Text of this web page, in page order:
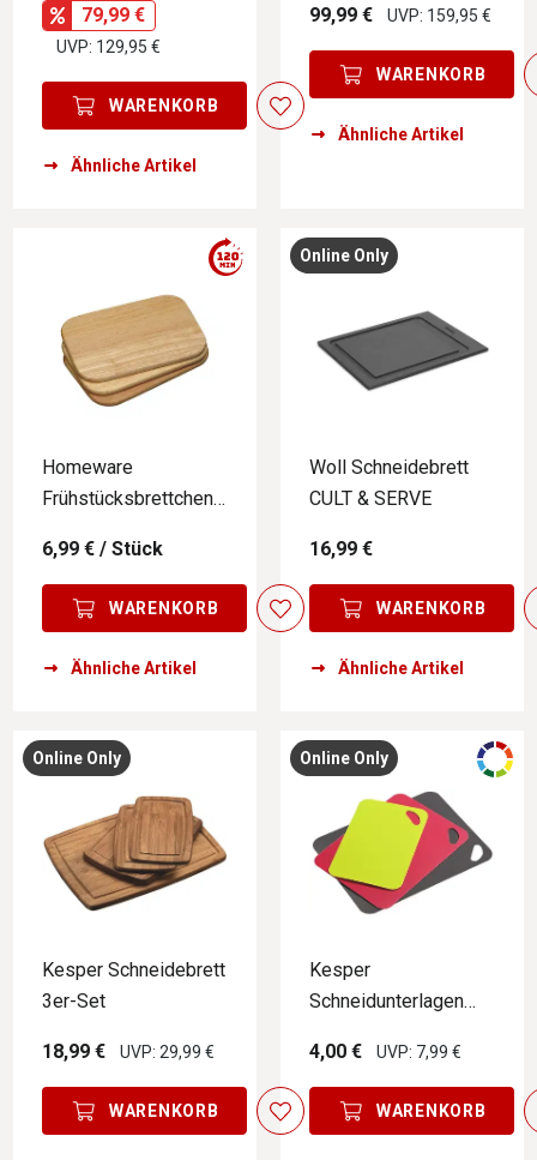
79,99 €
UVP: 129,95 €
WARENKORB
Ähnliche Artikel
99,99 € UVP: 159,95 €
WARENKORB
Ähnliche Artikel
Homeware
Frühstücksbrettchen
6,99 € / Stück
WARENKORB
Ähnliche Artikel
Online Only
Woll Schneidebrett
CULT & SERVE
16,99 €
WARENKORB
Ähnliche Artikel
Online Only
Kesper Schneidebrett
3er-Set
18,99 € UVP: 29,99 €
WARENKORB
Online Only
Kesper
Schneidunterlagen
4,00 €
UVP: 7,99 €
WARENKORB